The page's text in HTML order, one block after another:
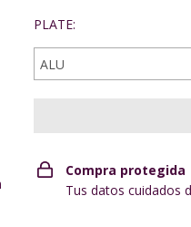
PLATE:
Compra protegida
Tus datos cuidados